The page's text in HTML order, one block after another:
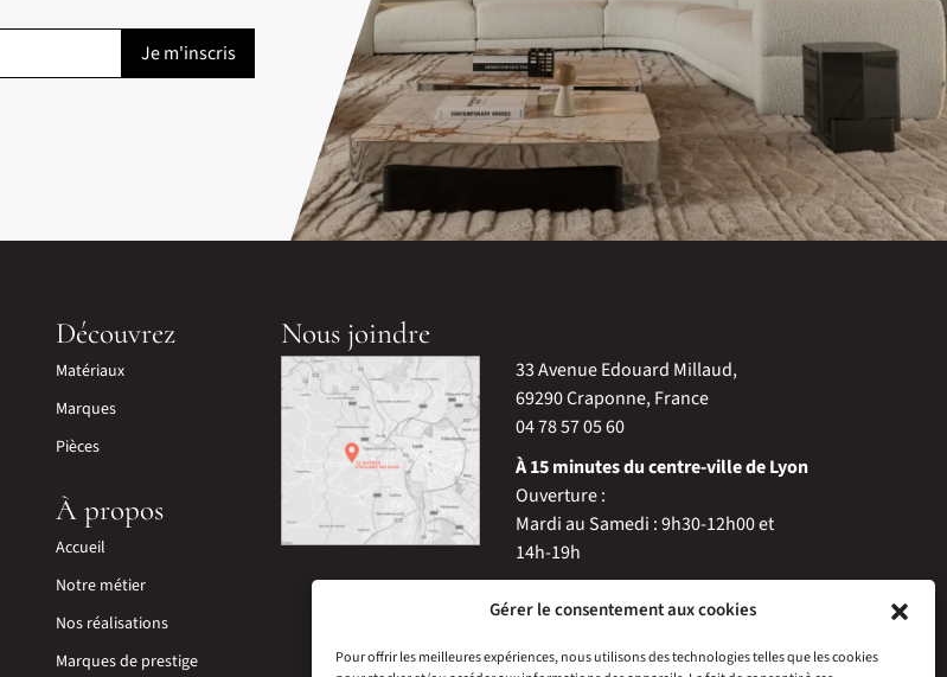
Gérer le consentement aux cookies
Pour offrir les meilleures expériences, nous utilisons des technologies telles que les cookies
Découvrez
Matériaux
Marques
Pièces
À propos
Accueil
Notre métier
Nos réalisations
Marques de prestige
Nous joindre
33 Avenue Edouard Millaud,
69290 Craponne, France
04 78 57 05 60
À 15 minutes du centre-ville de Lyon
Ouverture :
Mardi au Samedi : 9h30-12h00 et
14h-19h